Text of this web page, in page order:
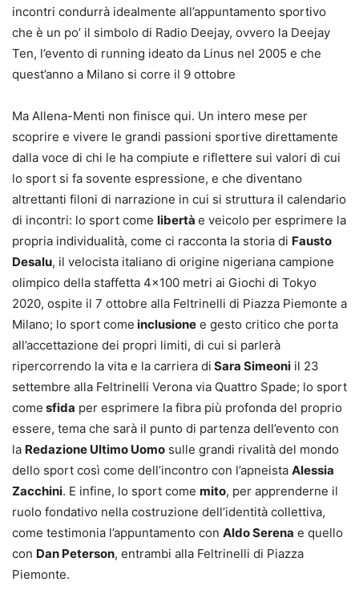
incontri condurrà idealmente all’appuntamento sportivo
che è un po’ il simbolo di Radio Deejay, ovvero la Deejay
Ten, l’evento di running ideato da Linus nel 2005 e che
quest’anno a Milano si corre il 9 ottobre
Ma Allena-Menti non finisce qui. Un intero mese per
scoprire e vivere le grandi passioni sportive direttamente
dalla voce di chi le ha compiute e riflettere sui valori di cui
lo sport si fa sovente espressione, e che diventano
altrettanti filoni di narrazione in cui si struttura il calendario
di incontri: lo sport come libertà e veicolo per esprimere la
propria individualità, come ci racconta la storia di Fausto
Desalu, il velocista italiano di origine nigeriana campione
olimpico della staffetta 4×100 metri ai Giochi di Tokyo
2020, ospite il 7 ottobre alla Feltrinelli di Piazza Piemonte a
Milano; lo sport come inclusione e gesto critico che porta
all’accettazione dei propri limiti, di cui si parlerà
ripercorrendo la vita e la carriera di Sara Simeoni il 23
settembre alla Feltrinelli Verona via Quattro Spade; lo sport
come sfida per esprimere la fibra più profonda del proprio
essere, tema che sarà il punto di partenza dell’evento con
la Redazione Ultimo Uomo sulle grandi rivalità del mondo
dello sport così come dell’incontro con l’apneista Alessia
Zacchini. E infine, lo sport come mito, per apprenderne il
ruolo fondativo nella costruzione dell’identità collettiva,
come testimonia l’appuntamento con Aldo Serena e quello
con Dan Peterson, entrambi alla Feltrinelli di Piazza
Piemonte.